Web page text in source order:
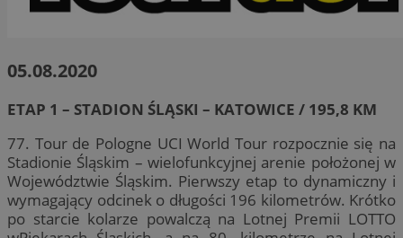
05.08.2020
ETAP 1 – STADION ŚLĄSKI – KATOWICE / 195,8 KM
77. Tour de Pologne UCI World Tour rozpocznie się na
Stadionie Śląskim – wielofunkcyjnej arenie położonej w
Województwie Śląskim. Pierwszy etap to dynamiczny i
wymagający odcinek o długości 196 kilometrów. Krótko
po starcie kolarze powalczą na Lotnej Premii LOTTO